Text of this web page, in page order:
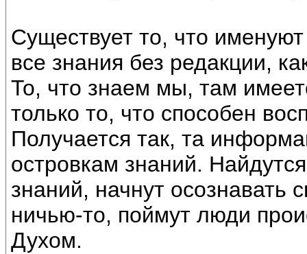
Существует то, что
все знания без редакции,
То, что знаем мы, там
только то, что способен
Получается так, та
островкам знаний.
знаний, начнут осознавать
ничью-то, поймут люди
Духом.